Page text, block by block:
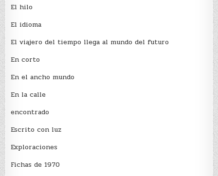
El hilo
El idioma
El viajero del tiempo llega al mundo del futuro
En corto
En el ancho mundo
En la calle
encontrado
Escrito con luz
Exploraciones
Fichas de 1970